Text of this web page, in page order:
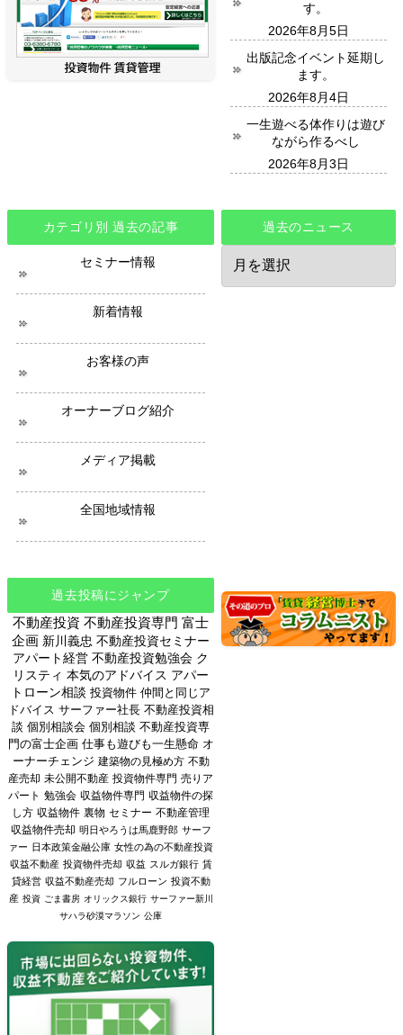
す。
2026年8月5日
出版記念イベント延期し
ます。
2026年8月4日
一生遊べる体作りは遊び
ながら作るべし
2026年8月3日
カテゴリ別 過去の記事
セミナー情報
新着情報
お客様の声
オーナーブログ紹介
メディア掲載
全国地域情報
過去のニュース
の
過去投稿にジャンプ
不動産投資 不動産投資専門 富士
企画 新川義忠 不動産投資セミナー
アパート経営 不動産投資勉強会 ク
リスティ 本気のアドバイス アパー
トローン相談 投資物件 仲間と同じア
ドバイス サーファー社長 不動産投資相
談 個別相談会 個別相談 不動産投資専
門の富士企画 仕事も遊びも一生懸命 オ
ーナーチェンジ 建築物の見極め方 不動
産売却 未公開不動産 投資物件専門 売りア
パート 勉強会 収益物件専門 収益物件の探
し方 収益物件 裏物 セミナー 不動産管理
収益物件売却 明日やろうは馬鹿野郎 サーフ
ァー 日本政策金融公庫 女性の為の不動産投資
収益不動産 投資物件売却 収益 スルガ銀行 賃
貸経営 収益不動産売却 フルローン 投資不動
産 投資 ごま書房 オリックス銀行 サーファー新川
サハラ砂漠マラソン 公庫